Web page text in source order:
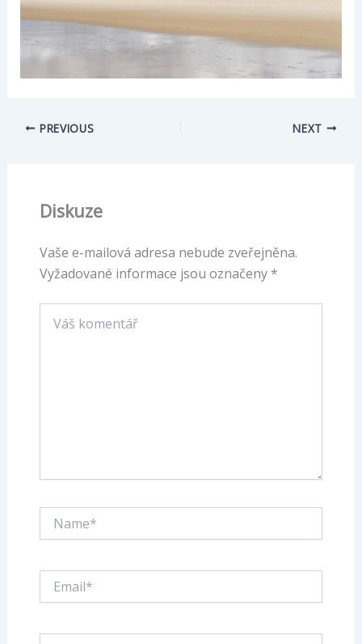
PREVIOUS NEXT
Diskuze
Vaše e-mailová adresa nebude zveřejněna.
Vyžadované informace jsou označeny *
komentář